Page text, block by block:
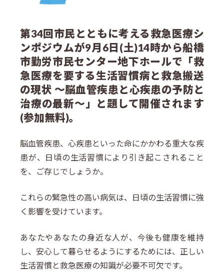
第34回市民とともに考える救急医療シ
ンポジウムが9月6日(土)14時から船橋
市勤労市民センター地下ホールで「救
急医療を要する生活習慣病と救急搬送
の現状 ～脳血管疾患と心疾患の予防と
治療の最新～」と題して開催されます
(参加無料)。
脳血管疾患、心疾患といった命にかかわる重大な疾
患が、日頃の生活習慣により引き起こされること
を、ご存じでしょうか。
これらの緊急性の高い病気は、日頃の生活習慣に強
く影響を受けています。
あなたやあなたの身近な人が、今後も健康を維持
し、安心して暮らせるようにするためには、正しい
生活習慣と救急医療の知識が必要不可欠です。